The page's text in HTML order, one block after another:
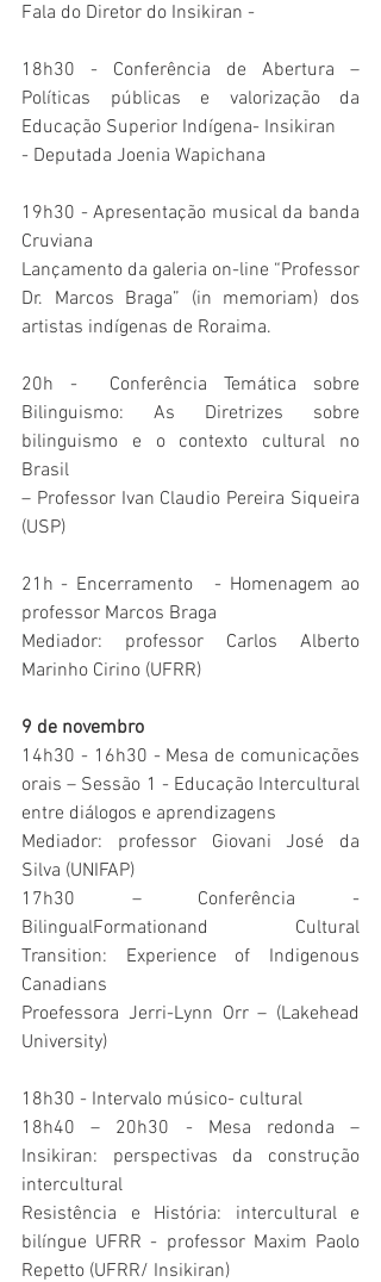
Fala do Diretor do Insikiran -
18h30 - Conferência de Abertura –
Políticas públicas e valorização da
Educação Superior Indígena- Insikiran
- Deputada Joenia Wapichana
19h30 - Apresentação musical da banda
Cruviana
Lançamento da galeria on-line “Professor
Dr. Marcos Braga” (in memoriam) dos
artistas indígenas de Roraima.
20h -  Conferência Temática sobre
Bilinguismo: As Diretrizes sobre
bilinguismo e o contexto cultural no
Brasil
– Professor Ivan Claudio Pereira Siqueira
(USP)
21h - Encerramento   - Homenagem ao
professor Marcos Braga
Mediador: professor Carlos Alberto
Marinho Cirino (UFRR)
9 de novembro
14h30 - 16h30 - Mesa de comunicações
orais – Sessão 1 - Educação Intercultural
entre diálogos e aprendizagens
Mediador: professor Giovani José da
Silva (UNIFAP)
17h30 – Conferência -
BilingualFormationand Cultural
Transition: Experience of Indigenous
Canadians
Proefessora Jerri-Lynn Orr – (Lakehead
University)
18h30 - Intervalo músico- cultural
18h40 – 20h30 - Mesa redonda –
Insikiran: perspectivas da construção
intercultural
Resistência e História: intercultural e
bilíngue UFRR - professor Maxim Paolo
Repetto (UFRR/ Insikiran)